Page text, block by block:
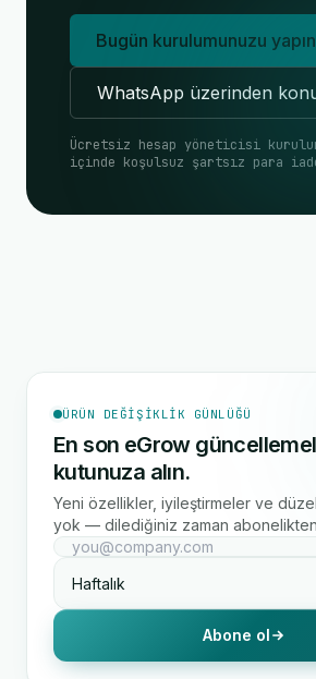
Bugün kurulumunuzu yapın
WhatsApp üzerinden
Ücretsiz hesap yöneticisi
içinde koşulsuz şartsız para
ÜRÜN DEĞIŞIKLIK GÜNLÜĞÜ
En son eGrow
kutunuza alın.
Yeni özellikler, iyileştirmeler ve
yok — dilediğiniz zaman abonelikten
Abone ol